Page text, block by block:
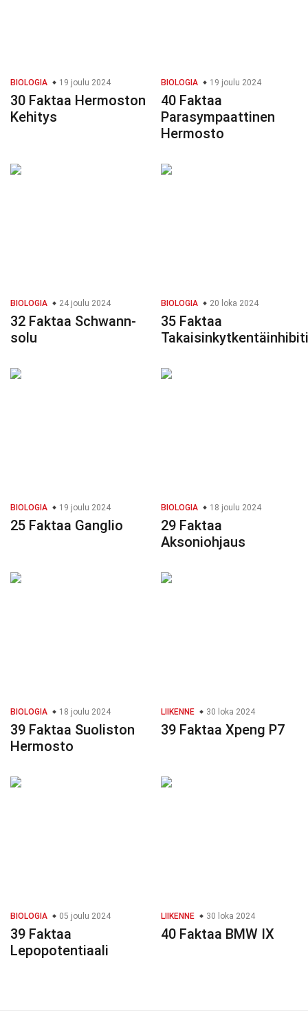
BIOLOGIA 19 joulu 2024
30 Faktaa Hermoston
Kehitys
BIOLOGIA 19 joulu 2024
40 Faktaa
Parasympaattinen
Hermosto
BIOLOGIA 24 joulu 2024
32 Faktaa Schwann-
solu
BIOLOGIA 20 loka 2024
35 Faktaa
BIOLOGIA 19 joulu 2024
25 Faktaa Ganglio
BIOLOGIA 18 joulu 2024
29 Faktaa
Aksoniohjaus
BIOLOGIA 18 joulu 2024
39 Faktaa Suoliston
Hermosto
LIIKENNE 30 loka 2024
39 Faktaa Xpeng P7
BIOLOGIA 05 joulu 2024
39 Faktaa
Lepopotentiaali
LIIKENNE 30 loka 2024
40 Faktaa BMW IX